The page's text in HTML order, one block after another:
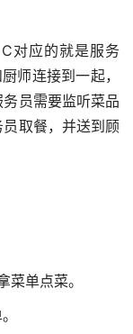
对应的就是服务
师连接到一起，
员需要监听菜品
取餐，并送到顾
单点菜。